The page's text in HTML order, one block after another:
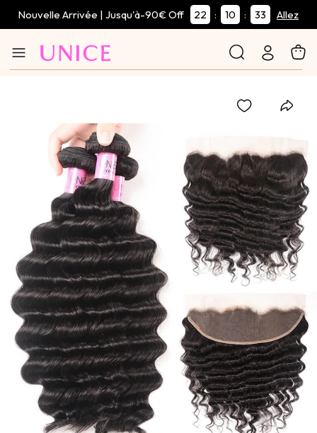
Nouvelle Arrivée | Jusqu'à-90€ Off 22 : 10 : 32 Allez